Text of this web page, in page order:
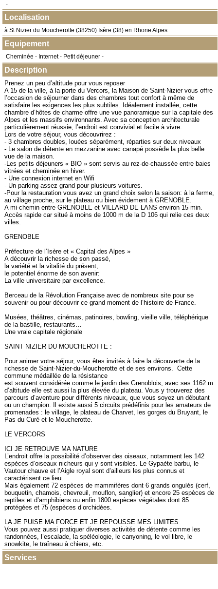
-
Localisation
à St Nizier du Moucherotte (38250) Isère (38) en Rhone Alpes
Equipement
Cheminée - Internet - Petit déjeuner -
Description
Prenez un peu d’altitude pour vous reposer
A 15 de la ville, à la porte du Vercors, la Maison de Saint-Nizier vous offre
l’occasion de séjourner dans des chambres tout confort à même de
satisfaire les exigences les plus subtiles. Idéalement installée, cette
chambre d’hôtes de charme offre une vue panoramique sur la capitale des
Alpes et les massifs environnants. Avec sa conception architecturale
particulièrement réussie, l’endroit est convivial et facile à vivre.
Lors de votre séjour, vous découvrirez :
- 3 chambres doubles, louées séparément, réparties sur deux niveaux
- Le salon de détente en mezzanine avec canapé possède la plus belle
vue de la maison.
-Les petits déjeuners « BIO » sont servis au rez-de-chaussée entre baies
vitrées et cheminée en hiver.
- Une connexion internet en Wifi
- Un parking assez grand pour plusieurs voitures.
-Pour la restauration vous avez un grand choix selon la saison: à la ferme,
au village proche, sur le plateau ou bien évidement à GRENOBLE.
A mi-chemin entre GRENOBLE et VILLARD DE LANS environ 15 min.
Accès rapide car situé à moins de 1000 m de la D 106 qui relie ces deux
villes.
GRENOBLE
Préfecture de l’Isère et « Capital des Alpes »
A découvrir la richesse de son passé,
la variété et la vitalité du présent,
le potentiel énorme de son avenir:
La ville universitaire par excellence.
Berceau de la Révolution Française avec de nombreux site pour se
souvenir ou pour découvrir ce grand moment de l’histoire de France.
Musées, théâtres, cinémas, patinoires, bowling, vieille ville, téléphérique
de la bastille, restaurants…
Une vraie capitale régionale
SAINT NIZIER DU MOUCHEROTTE :
Pour animer votre séjour, vous êtes invités à faire la découverte de la
richesse de Saint-Nizier-du-Moucherotte et de ses environs. Cette
commune médaillée de la résistance
est souvent considérée comme le jardin des Grenoblois, avec ses 1162 m
d’altitude elle est aussi la plus élevée du plateau. Vous y trouverez des
parcours d’aventure pour différents niveaux, que vous soyez un débutant
ou un champion. Il existe aussi 5 circuits prédéfinis pour les amateurs de
promenades : le village, le plateau de Charvet, les gorges du Bruyant, le
Pas du Curé et le Moucherotte.
LE VERCORS
ICI JE RETROUVE MA NATURE
L’endroit offre la possibilité d’observer des oiseaux, notamment les 142
espèces d’oiseaux nicheurs qui y sont visibles. Le Gypaète barbu, le
Vautour chauve et l’Aigle royal sont d’ailleurs les plus connus et
caractérisent ce lieu.
Mais également 72 espèces de mammifères dont 6 grands ongulés (cerf,
bouquetin, chamois, chevreuil, mouflon, sanglier) et encore 25 espèces de
reptiles et d’amphibiens ou enfin 1800 espèces végétales dont 85
protégées et 75 (espèces d’orchidées.
LA JE PUISE MA FORCE ET JE REPOUSSE MES LIMITES
Vous pouvez aussi pratiquer diverses activités de détente comme les
randonnées, l’escalade, la spéléologie, le canyoning, le vol libre, le
snowkite, le traîneau à chiens, etc.
Services